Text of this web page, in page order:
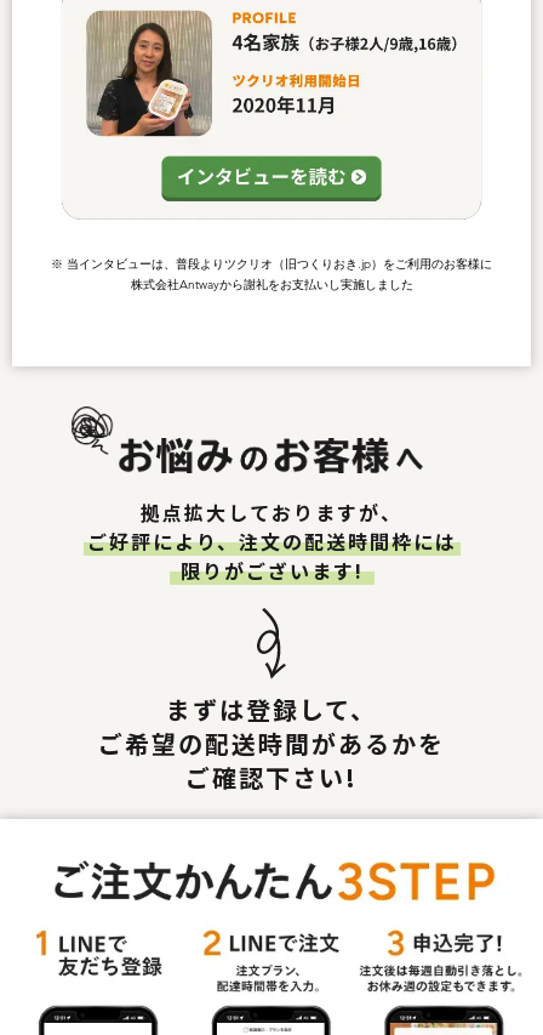
※ 当インタビューは、普段よりツクリオ（旧つくりおき.jp）をご利用のお客様に
株式会社Antwayから謝礼をお支払いし実施しました
拠点拡大しておりますが、
ご好評により、注文の配送時間枠には
限りがございます!
まずは登録して、
ご希望の配送時間があるかを
ご確認下さい!